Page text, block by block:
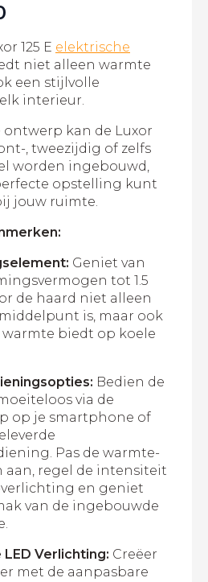
125 E elektrische
niet alleen warmte
een stijlvolle
interieur.
ontwerp kan de Luxor
, tweezijdig of zelfs
worden ingebouwd,
opstelling kunt
jouw ruimte.
Geniet van
tot 1.5
de haard niet alleen
is, maar ook
biedt op koele
Bedien de
via de
op je smartphone of
Pas de warmte-
aan, regel de intensiteit
verlichting en geniet
van de ingebouwde
Verlichting: Creëer
met de aanpasbare